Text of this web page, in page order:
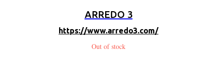
ARREDO 3
https://www.arredo3.com/
Out of stock